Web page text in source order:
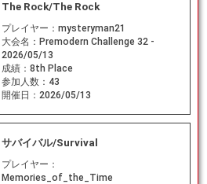
The Rock/The Rock
プレイヤー： mysteryman21
大会名： Premodern Challenge 32 -
2026/05/13
成績： 8th Place
参加人数： 43
開催日： 2026/05/13
サバイバル/Survival
プレイヤー：
Memories_of_the_Time